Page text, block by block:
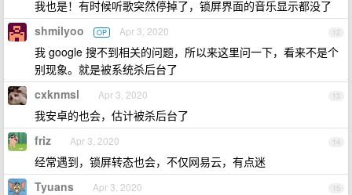
我也是！有时候听歌突然停掉了，锁屏界面的音乐显示都没了
12
shmilyoo OP Apr 3, 2020
我 google 搜不到相关的问题，所以来这里问一下，看来不是个
别现象。就是被系统杀后台了
13
cxknmsl Apr 3, 2020
我安卓的也会，估计被杀后台了
14
friz Apr 3, 2020
经常遇到，锁屏转态也会，不仅网易云，有点迷
15
Tyuans Apr 3, 2020